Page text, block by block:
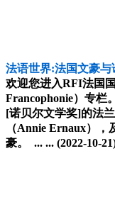
法语世界:法国文豪与
欢迎您进入RFI法国
Francophonie）专栏
[诺贝尔文学奖]的法
（Annie Ernaux）
豪。 ... ... (2022-10-